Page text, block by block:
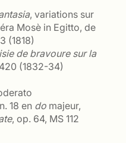
, variations sur
Mosè in Egitto, de
(1818)
de bravoure sur la
(1832-34)
18 en domajeur,
, op. 64, MS 112